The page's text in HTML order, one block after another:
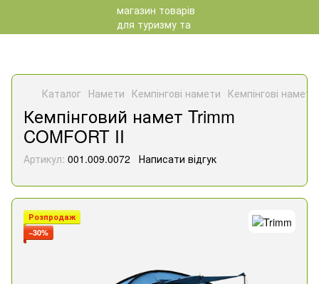
Каталог Намети Кемпінгові намети Кемпінгові
Кемпінговий намет Trimm
COMFORT II
Артикул: 001.009.0072 Написати відгук
Розпродаж
−30%